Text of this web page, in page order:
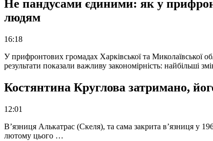
Не пандусами єдиними: як у
людям
16:18
У прифронтових громадах Харківської та Миколаївської
результати показали важливу закономірність: найбільші
Костянтина Круглова затримано,
12:01
В’язниця Алькатрас (Скеля), та сама закрита в’язниця у
лютому цього …